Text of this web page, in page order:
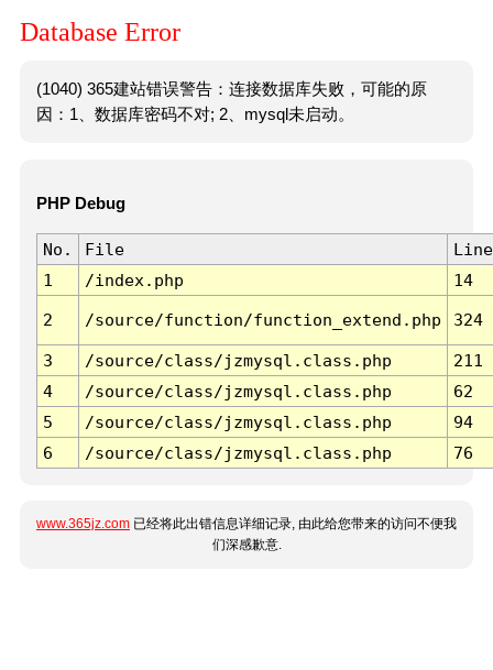
Database Error
(1040) 365建站错误警告：连接数据库失败，可能的原
因：1、数据库密码不对; 2、mysql未启动。
PHP Debug
No. File
Line
1
/index.php 14
2 /source/function/function_extend.php 324
3 /source/class/jzmysql.class.php
211
4
/source/class/jzmysql.class.php
62
5
/source/class/jzmysql.class.php
94
6
/source/class/jzmysql.class.php 76
www.365jz.com 已经将此出错信息详细记录, 由此给您带来的访问不便我
们深感歉意.